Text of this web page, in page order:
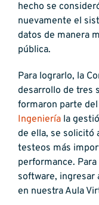
hecho se
nuevamente el
datos de manera
pública.
Para lograrlo, la
desarrollo de tres
formaron parte
Ingeniería la
de ella, se solicitó
testeos más
performance.
software, ingresar
en nuestra Aula